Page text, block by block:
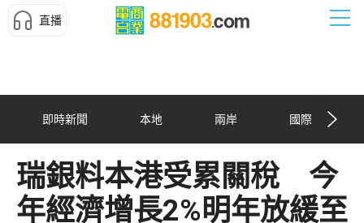
直播
即時新聞 本地 兩岸 國際
瑞銀料本港受累關稅 今
年經濟增長2%明年放緩至